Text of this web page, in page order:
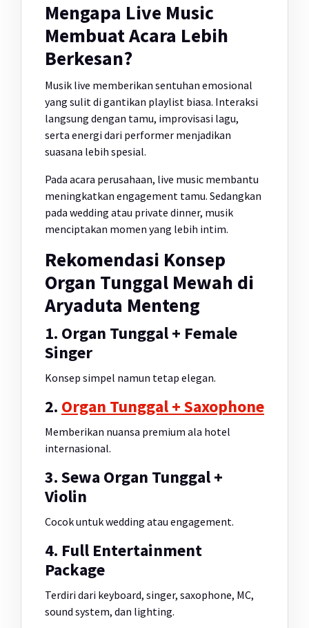
Mengapa Live Music
Membuat Acara Lebih
Berkesan?
Musik live memberikan sentuhan emosional
yang sulit di gantikan playlist biasa. Interaksi
langsung dengan tamu, improvisasi lagu,
serta energi dari performer menjadikan
suasana lebih spesial.
Pada acara perusahaan, live music membantu
meningkatkan engagement tamu. Sedangkan
pada wedding atau private dinner, musik
menciptakan momen yang lebih intim.
Rekomendasi Konsep
Organ Tunggal Mewah di
Aryaduta Menteng
1. Organ Tunggal + Female
Singer
Konsep simpel namun tetap elegan.
2. Organ Tunggal + Saxophone
Memberikan nuansa premium ala hotel
internasional.
3. Sewa Organ Tunggal +
Violin
Cocok untuk wedding atau engagement.
4. Full Entertainment
Package
Terdiri dari keyboard, singer, saxophone, MC,
sound system, dan lighting.